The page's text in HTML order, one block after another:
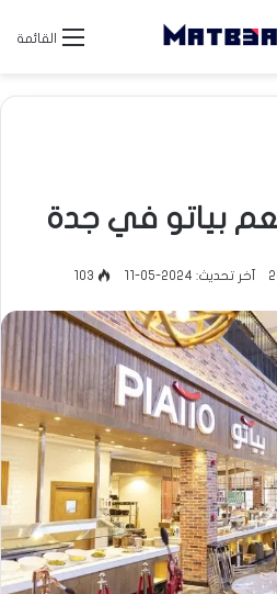
القائمة
بياتو في جدة
آخر تحديث: 2024-05-11 103